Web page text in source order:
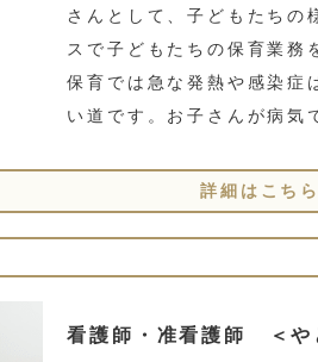
さんとして、子どもたちの
スで子どもたちの保育業務
保育では急な発熱や感染症
い道です。お子さんが病気
詳細はこちら
看護師・准看護師 ＜や